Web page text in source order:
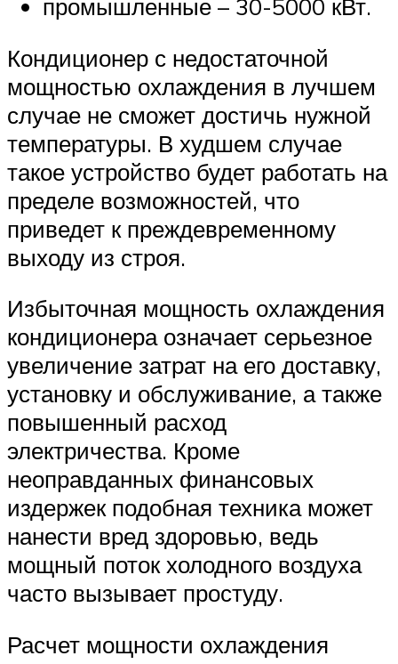
промышленные – 30-5000 кВт.
Кондиционер с недостаточной
мощностью охлаждения в лучшем
случае не сможет достичь нужной
температуры. В худшем случае
такое устройство будет работать на
пределе возможностей, что
приведет к преждевременному
выходу из строя.
Избыточная мощность охлаждения
кондиционера означает серьезное
увеличение затрат на его доставку,
установку и обслуживание, а также
повышенный расход
электричества. Кроме
неоправданных финансовых
издержек подобная техника может
нанести вред здоровью, ведь
мощный поток холодного воздуха
часто вызывает простуду.
Расчет мощности охлаждения